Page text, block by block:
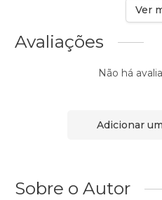
Ver
Avaliações
Não há
Adicionar
Sobre o Autor